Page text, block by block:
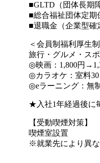
■GLTD（団体長期
■総合福祉団体定期
■退職金（企業型確
＜会員制福利厚生
旅行・グルメ・ス
◎映画：1,800円
◎カラオケ：室料30
◎eラーニング：無
★入社1年経過後に
【受動喫煙対策】
喫煙室設置
※就業先により異